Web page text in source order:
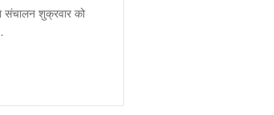
संचालन शुक्रवार को